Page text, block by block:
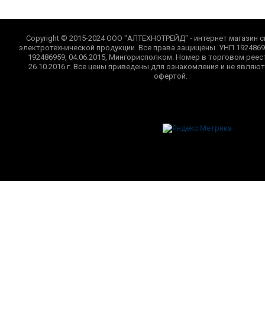
Copyright © 2015-2024 ООО "АЛТЕХНОТРЕЙД" - интернет магазин
электротехнической продукции. Все права защищены. УНП
192486959, 04.06.2015, Мингорисполком. Номер в торговом
26.10.2016 г. Все цены приведены для ознакомления и не
офертой.